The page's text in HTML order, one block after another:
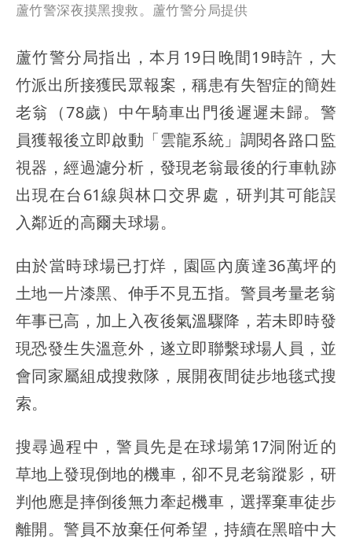
蘆竹警深夜摸黑搜救。蘆竹警分局提供
蘆竹警分局指出，本月19日晚間19時許，大
竹派出所接獲民眾報案，稱患有失智症的簡姓
老翁（78歲）中午騎車出門後遲遲未歸。警
員獲報後立即啟動「雲龍系統」調閱各路口監
視器，經過濾分析，發現老翁最後的行車軌跡
出現在台61線與林口交界處，研判其可能誤
入鄰近的高爾夫球場。
由於當時球場已打烊，園區內廣達36萬坪的
土地一片漆黑、伸手不見五指。警員考量老翁
年事已高，加上入夜後氣溫驟降，若未即時發
現恐發生失溫意外，遂立即聯繫球場人員，並
會同家屬組成搜救隊，展開夜間徒步地毯式搜
索。
搜尋過程中，警員先是在球場第17洞附近的
草地上發現倒地的機車，卻不見老翁蹤影，研
判他應是摔倒後無力牽起機車，選擇棄車徒步
離開。警員不放棄任何希望，持續在黑暗中大